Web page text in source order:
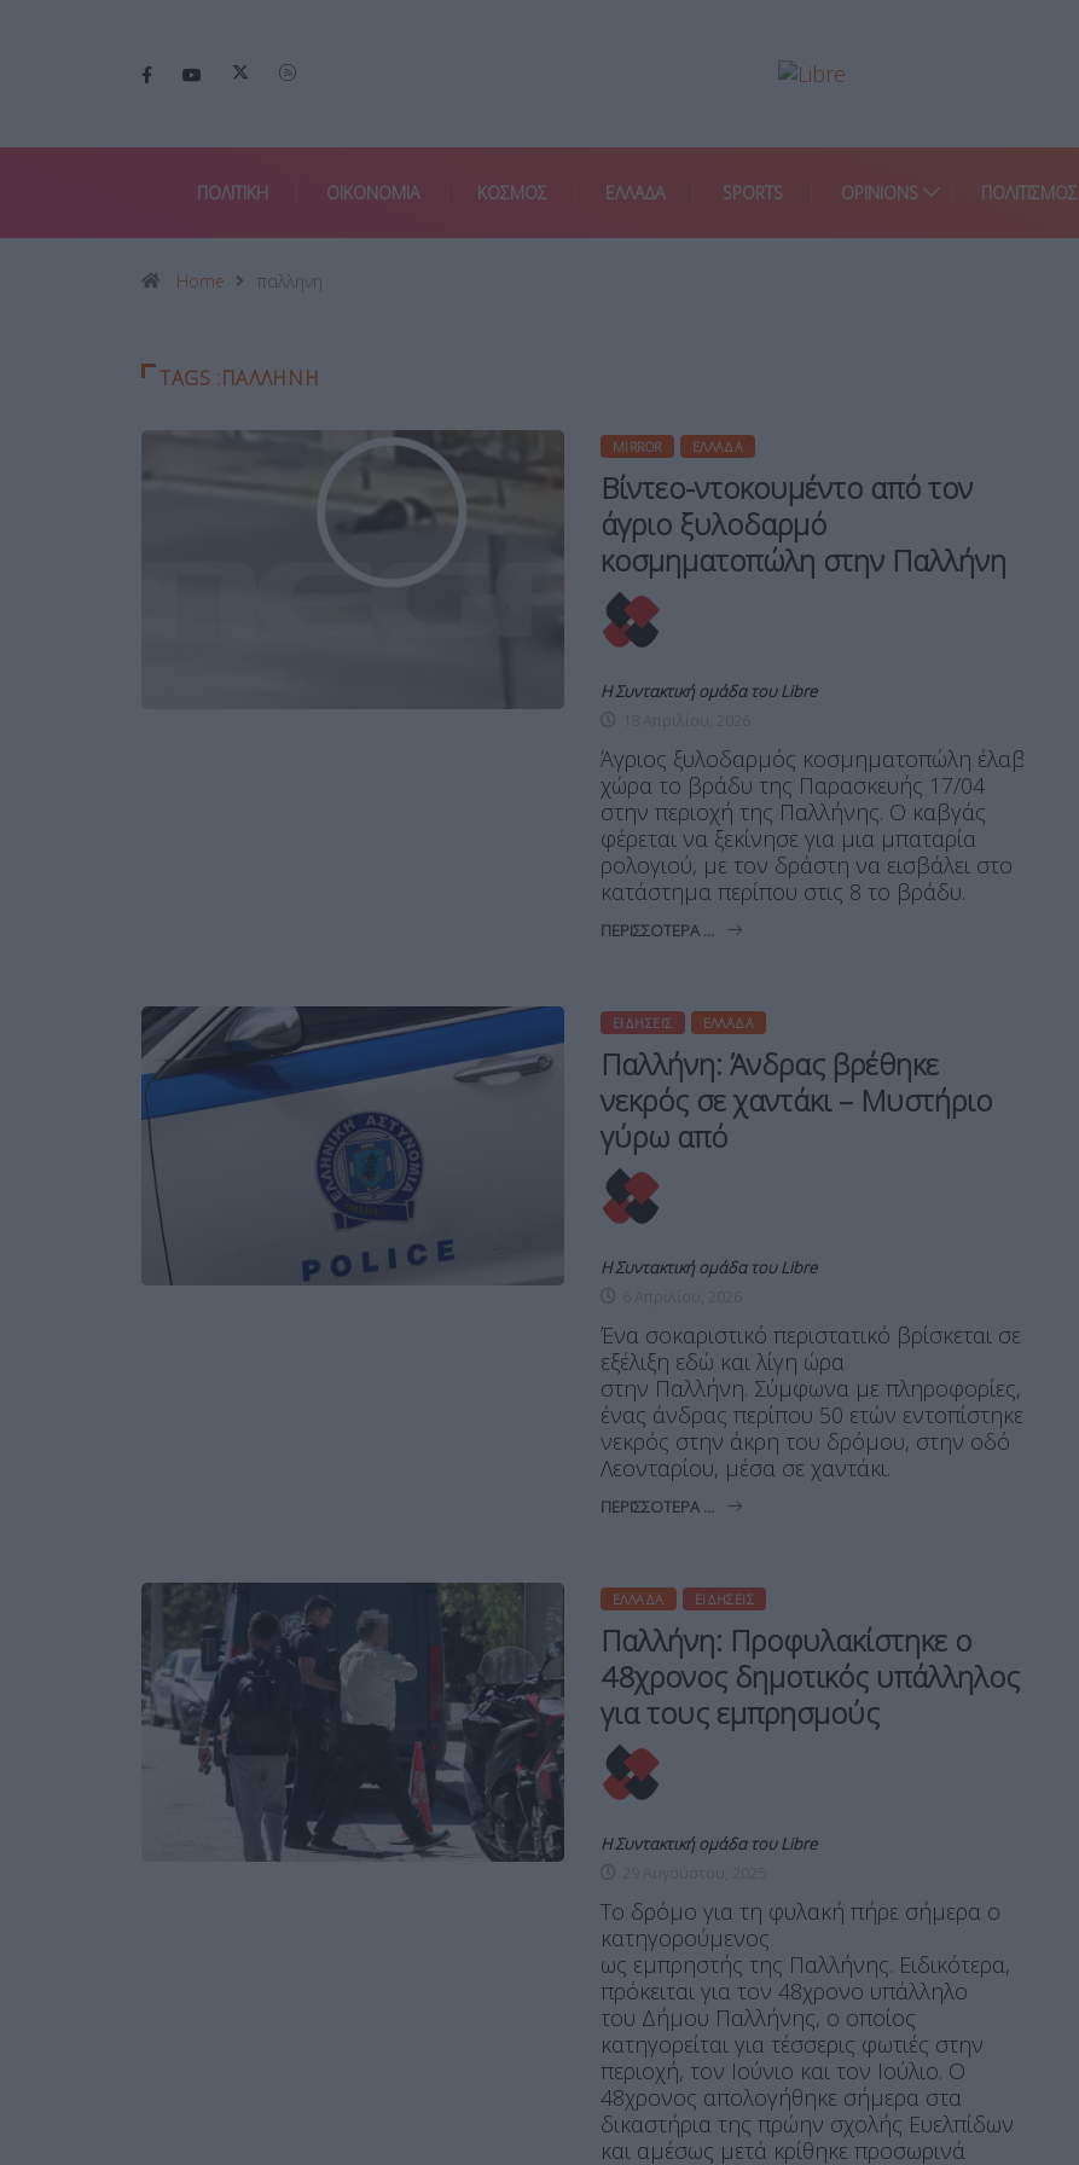
ΠΟΛΙΤΙΚΗ ΟΙΚΟΝΟΜΙΑ ΚΟΣΜΟΣ ΕΛΛΑΔΑ SPORTS OPINIONS ΠΟΛΙΤΙΣΜΟΣ
Home παλληνη
TAGS :ΠΑΛΛΗΝΗ
MIRROR ΕΛΛΆΔΑ
Βίντεο-ντοκουμέντο από τον
άγριο ξυλοδαρμό
κοσμηματοπώλη στην Παλλήνη
Η Συντακτική ομάδα του Libre
Άγριος ξυλοδαρμός κοσμηματοπώλη έλαβε
χώρα το βράδυ της Παρασκευής 17/04
στην περιοχή της Παλλήνης. Ο καβγάς
φέρεται να ξεκίνησε για μια μπαταρία
ρολογιού, με τον δράστη να εισβάλει στο
κατάστημα περίπου στις 8 το βράδυ.
ΠΕΡΙΣΣΌΤΕΡΑ ...
ΕΙΔΉΣΕΙΣ ΕΛΛΆΔΑ
Παλλήνη: Άνδρας βρέθηκε
νεκρός σε χαντάκι – Μυστήριο
γύρω από
Η Συντακτική ομάδα του Libre
Ένα σοκαριστικό περιστατικό βρίσκεται σε
εξέλιξη εδώ και λίγη ώρα
στην Παλλήνη. Σύμφωνα με πληροφορίες,
ένας άνδρας περίπου 50 ετών εντοπίστηκε
νεκρός στην άκρη του δρόμου, στην οδό
Λεονταρίου, μέσα σε χαντάκι.
ΠΕΡΙΣΣΌΤΕΡΑ ...
ΕΛΛΆΔΑ ΕΙΔΉΣΕΙΣ
Παλλήνη: Προφυλακίστηκε ο
48χρονος δημοτικός υπάλληλος
για τους εμπρησμούς
Η Συντακτική ομάδα του Libre
Το δρόμο για τη φυλακή πήρε σήμερα ο
κατηγορούμενος
ως εμπρηστής της Παλλήνης. Ειδικότερα,
πρόκειται για τον 48χρονο υπάλληλο
του Δήμου Παλλήνης, ο οποίος
κατηγορείται για τέσσερις φωτιές στην
περιοχή, τον Ιούνιο και τον Ιούλιο. Ο
48χρονος απολογήθηκε σήμερα στα
δικαστήρια της πρώην σχολής Ευελπίδων
και αμέσως μετά κρίθηκε προσωρινά